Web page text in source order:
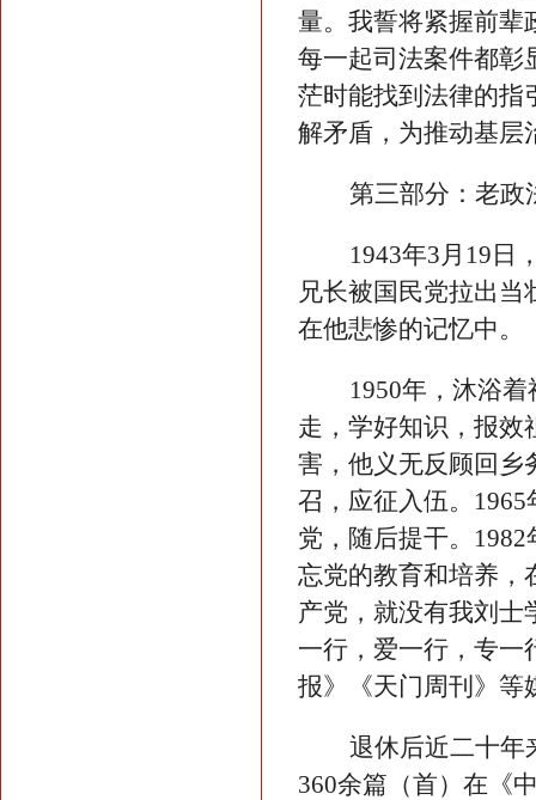
量。我誓将紧握前辈
每一起司法案件都彰
茫时能找到法律的指
解矛盾， 为推动基层
第三部分：老政
1943年3月19日
兄长被国民党拉出
在他悲惨的记忆中。
1950年，沐浴
走，学好知识，报效
害，他义无反顾回乡
召，应征入伍。
党，随后提干。
忘党的教育和培养，
产党，就没有我刘士
一行，爱一行，专一
报》《天门周刊》等
退休后近二十年
360余篇（首）在《